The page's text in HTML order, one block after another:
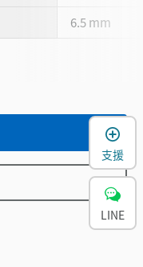
6.5 mm
支援
LINE